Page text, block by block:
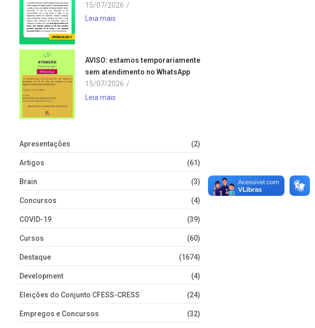
15/07/2026 /
Leia mais
AVISO: estamos temporariamente
sem atendimento no WhatsApp
15/07/2026 /
Leia mais
Apresentações (2)
Artigos (61)
Brain (3)
Concursos (4)
COVID-19 (39)
Cursos (60)
Destaque (1674)
Development (4)
Eleições do Conjunto CFESS-CRESS (24)
Empregos e Concursos (32)